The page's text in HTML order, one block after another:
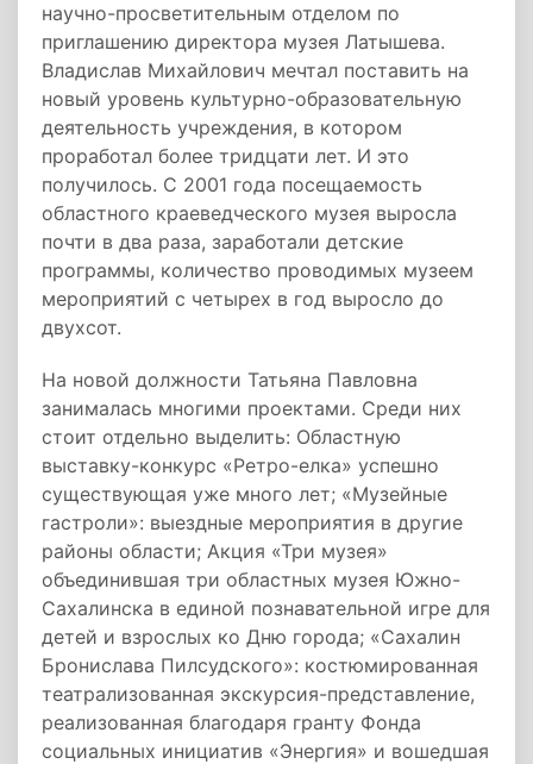
научно-просветительным отделом по
приглашению директора музея Латышева.
Владислав Михайлович мечтал поставить на
новый уровень культурно-образовательную
деятельность учреждения, в котором
проработал более тридцати лет. И это
получилось. С 2001 года посещаемость
областного краеведческого музея выросла
почти в два раза, заработали детские
программы, количество проводимых музеем
мероприятий с четырех в год выросло до
двухсот.
На новой должности Татьяна Павловна
занималась многими проектами. Среди них
стоит отдельно выделить: Областную
выставку-конкурс «Ретро-елка» успешно
существующая уже много лет; «Музейные
гастроли»: выездные мероприятия в другие
районы области; Акция «Три музея»
объединившая три областных музея Южно-
Сахалинска в единой познавательной игре для
детей и взрослых ко Дню города; «Сахалин
Бронислава Пилсудского»: костюмированная
театрализованная экскурсия-представление,
реализованная благодаря гранту Фонда
социальных инициатив «Энергия» и вошедшая